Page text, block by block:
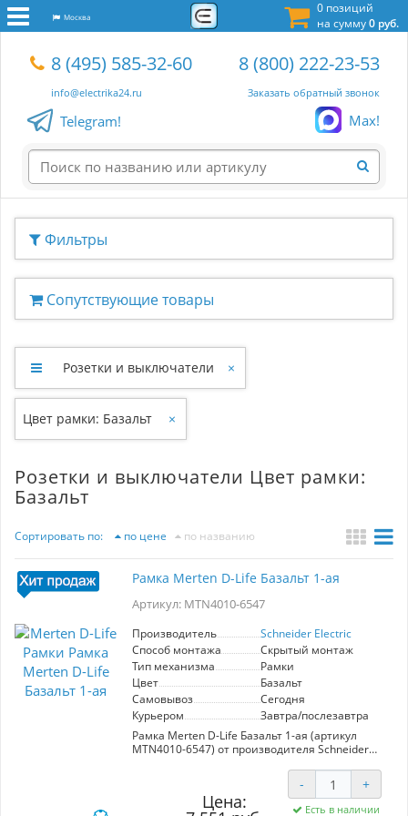
0 позиций
на сумму0 руб.
Москва
8 (495) 585-32-60
info@electrika24.ru
8 (800) 222-23-53
Заказать обратный звонок
Telegram! Max!
Фильтры
Сопутствующие товары
Розетки и выключатели ×
Цвет рамки: Базальт ×
Розетки и выключатели Цвет рамки:
Базальт
Сортировать по: по цене по названию
Рамка Merten D-Life Базальт 1-ая
Артикул: MTN4010-6547
Производитель
Schneider Electric
Способ монтажа
Скрытый монтаж
Тип механизма
Рамки
Цвет
Базальт
Самовывоз
Сегодня
Курьером
Завтра/послезавтра
Рамка Merten D-Life Базальт 1-ая (артикул
MTN4010-6547) от производителя Schneider
решение для вашего интерьера. Она
предназначена для установки одинарного
механизма и выполнена в современном цвете
Цена:
- +
Есть в наличии